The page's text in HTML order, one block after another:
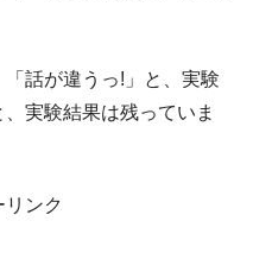
話が違うっ!」と、実験
実験結果は残っていま
リンク